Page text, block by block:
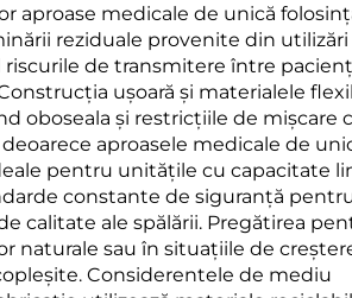
aproase medicale de unică
reziduale provenite din utilizări
de transmitere între
ușoară și materialele
oboseala și restricțiile de mișcare
aproasele medicale de
pentru unitățile cu capacitate
constante de siguranță
calitate ale spălării. Pregătirea
sau în situațiile de
Considerentele de mediu